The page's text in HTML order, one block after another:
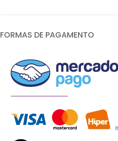
FORMAS DE PAGAMENTO